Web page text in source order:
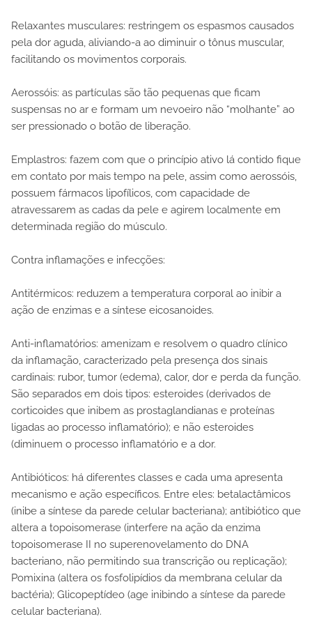
Relaxantes musculares: restringem os espasmos causados
pela dor aguda, aliviando-a ao diminuir o tônus muscular,
facilitando os movimentos corporais.
Aerossóis: as partículas são tão pequenas que ficam
suspensas no ar e formam um nevoeiro não “molhante” ao
ser pressionado o botão de liberação.
Emplastros: fazem com que o princípio ativo lá contido fique
em contato por mais tempo na pele, assim como aerossóis,
possuem fármacos lipofílicos, com capacidade de
atravessarem as cadas da pele e agirem localmente em
determinada região do músculo.
Contra inflamações e infecções:
Antitérmicos: reduzem a temperatura corporal ao inibir a
ação de enzimas e a síntese eicosanoides.
Anti-inflamatórios: amenizam e resolvem o quadro clínico
da inflamação, caracterizado pela presença dos sinais
cardinais: rubor, tumor (edema), calor, dor e perda da função.
São separados em dois tipos: esteroides (derivados de
corticoides que inibem as prostaglandianas e proteínas
ligadas ao processo inflamatório); e não esteroides
(diminuem o processo inflamatório e a dor.
Antibióticos: há diferentes classes e cada uma apresenta
mecanismo e ação específicos. Entre eles: betalactâmicos
(inibe a síntese da parede celular bacteriana); antibiótico que
altera a topoisomerase (interfere na ação da enzima
topoisomerase II no superenovelamento do DNA
bacteriano, não permitindo sua transcrição ou replicação);
Pomixina (altera os fosfolipídios da membrana celular da
bactéria); Glicopeptídeo (age inibindo a síntese da parede
celular bacteriana).